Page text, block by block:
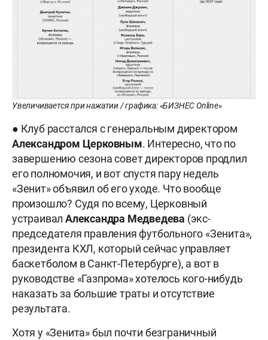
Увеличивается при нажатии / графика: «БИЗНЕС Online»
● Клуб расстался с генеральным директором
Александром Церковным. Интересно, что по
завершению сезона совет директоров продлил
его полномочия, и вот спустя пару недель
«Зенит» объявил об его уходе. Что вообще
произошло? Судя по всему, Церковный
устраивал Александра Медведева (экс-
председателя правления футбольного «Зенита»,
президента КХЛ, который сейчас управляет
баскетболом в Санкт-Петербурге), а вот в
руководстве «Газпрома» хотелось кого-нибудь
наказать за большие траты и отсутствие
результата.
Хотя у «Зенита» был почти безграничный